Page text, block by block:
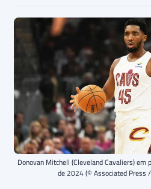
Donovan Mitchell (Cleveland Cavaliers)
de 2024 (© Associated Press